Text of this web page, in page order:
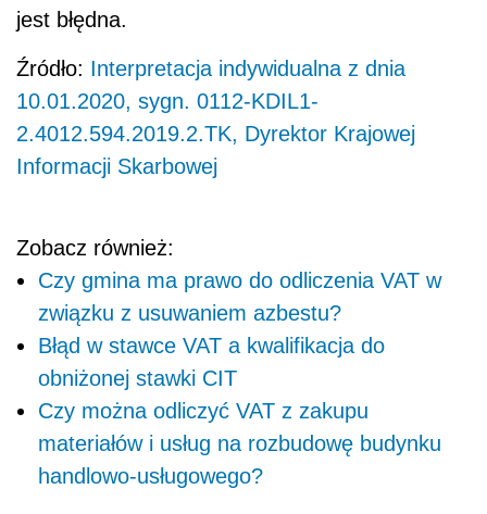
jest błędna.
Źródło: Interpretacja indywidualna z dnia
10.01.2020, sygn. 0112-KDIL1-
2.4012.594.2019.2.TK, Dyrektor Krajowej
Informacji Skarbowej
Zobacz również:
Czy gmina ma prawo do odliczenia VAT w
związku z usuwaniem azbestu?
Błąd w stawce VAT a kwalifikacja do
obniżonej stawki CIT
Czy można odliczyć VAT z zakupu
materiałów i usług na rozbudowę budynku
handlowo-usługowego?